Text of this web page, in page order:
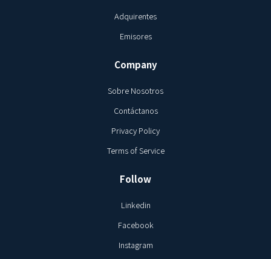
Adquirentes
Emisores
Company
Sobre Nosotros
Contáctanos
Privacy Policy
Terms of Service
Follow
Linkedin
Facebook
Instagram